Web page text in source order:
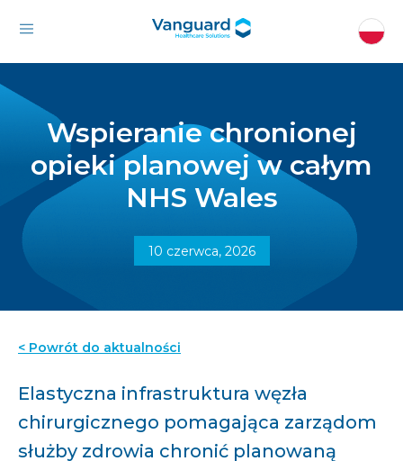
Wspieranie chronionej
opieki planowej w całym
NHS Wales
10 czerwca, 2026
< Powrót do aktualności
Elastyczna infrastruktura węzła
chirurgicznego pomagająca zarządom
służby zdrowia chronić planowaną